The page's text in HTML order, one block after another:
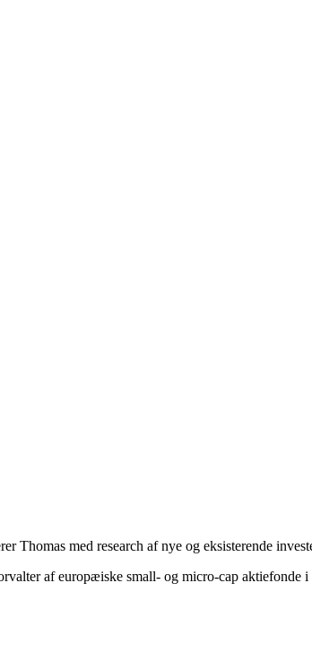
Thomas med research af nye og eksisterende
af europæiske small- og micro-cap aktiefonde